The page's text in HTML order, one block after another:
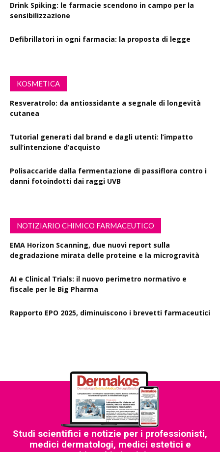
Drink Spiking: le farmacie scendono in campo per la
sensibilizzazione
Defibrillatori in ogni farmacia: la proposta di legge
KOSMETICA
Resveratrolo: da antiossidante a segnale di longevità
cutanea
Tutorial generati dal brand e dagli utenti: l’impatto
sull’intenzione d’acquisto
Polisaccaride dalla fermentazione di passiflora contro i
danni fotoindotti dai raggi UVB
NOTIZIARIO CHIMICO FARMACEUTICO
EMA Horizon Scanning, due nuovi report sulla
degradazione mirata delle proteine e la microgravità
AI e Clinical Trials: il nuovo perimetro normativo e
fiscale per le Big Pharma
Rapporto EPO 2025, diminuiscono i brevetti farmaceutici
Studi scientifici e notizie per i professionisti,
medici dermatologi, medici estetici e